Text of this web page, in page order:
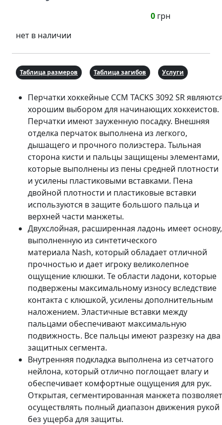
0 грн
нет в наличии
Таблица размеров Таблица загибов Услуги
Перчатки хоккейные CCM TACKS 3092 SR
хорошим выбором для начинающих хоккеистов.
Перчатки имеют зауженную посадку. Внешняя
отделка перчаток выполнена из легкого,
дышащего и прочного полиэстера. Тыльная
сторона кисти и пальцы защищены элементами,
которые выполнены из пены средней плотности
и усилены пластиковыми вставками. Пена
двойной плотности и пластиковые вставки
используются в защите большого пальца и
верхней части манжеты.
Двухслойная, расширенная ладонь имеет основу,
выполненную из синтетического
материала Nash, который обладает отличной
прочностью и дает игроку великолепное
ощущение клюшки. Те области ладони, которые
подвержены максимальному износу вследствие
контакта с клюшкой, усилены дополнительным
наложением. Эластичные вставки между
пальцами обеспечивают максимальную
подвижность. Все пальцы имеют разрезку на два
защитных сегмента.
Внутренняя подкладка выполнена из сетчатого
нейлона, который отлично поглощает влагу и
обеспечивает комфортные ощущения для рук.
Открытая, сегментированная манжета позволяет
осуществлять полный диапазон движения рукой
без ущерба для защиты.